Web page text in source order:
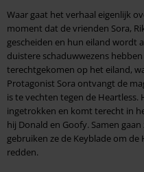
Waar gaat het verhaal eigenlijk
moment dat de vrienden Sora,
gescheiden en hun eiland wordt
duistere schaduwwezens
terechtgekomen op het eiland,
Protagonist Sora ontvangt de
is te vechten tegen de
ingetrokken en komt terecht in
hij Donald en Goofy. Samen
gebruiken ze de Keyblade om
redden.